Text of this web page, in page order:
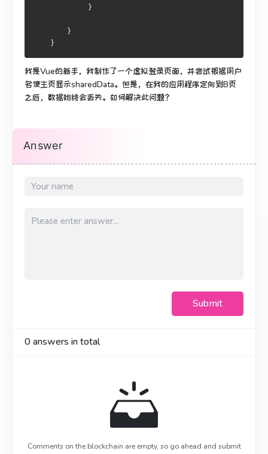
             }
        }
    }
我是Vue的新手，我制作了一个虚拟登录页面，并尝试根据用户
名使主页显示sharedData。 但是，在我的应用程序定向到B页
之后，数据始终会丢失。如何解决此问题？
Answer
Submit
0answers in total
Comments on the blockchain are empty, so go ahead and submit